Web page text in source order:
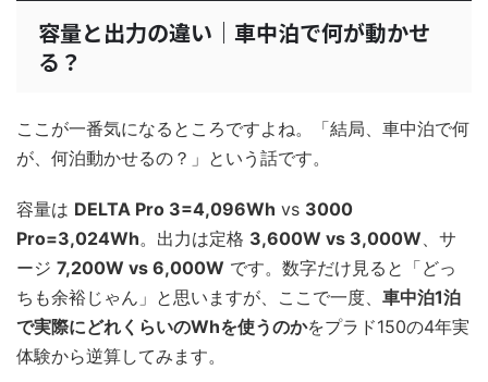
容量と出力の違い｜車中泊で何が動かせ
る？
ここが一番気になるところですよね。「結局、車中泊で何
が、何泊動かせるの？」という話です。
容量は DELTA Pro 3=4,096Wh vs 3000
Pro=3,024Wh。出力は定格 3,600W vs 3,000W、サ
ージ 7,200W vs 6,000W です。数字だけ見ると「どっ
ちも余裕じゃん」と思いますが、ここで一度、 車中泊1泊
で実際にどれくらいのWhを使うのかをプラド150の4年実
体験から逆算してみます。